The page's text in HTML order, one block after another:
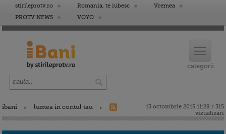
stirileprotv.ro Romania, te iubesc
Vremea
PROTV NEWS
VOYO
ibani lumea in contul tau
13 octombrie 2015 11:28 / 315
vizualizari